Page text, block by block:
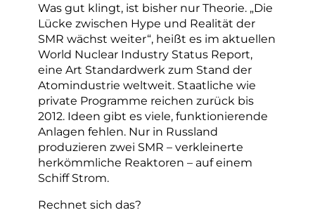
Was gut klingt, ist bisher nur Theorie. „Die
Lücke zwischen Hype und Realität der
SMR wächst weiter“, heißt es im aktuellen
World Nuclear Industry Status Report,
eine Art Standardwerk zum Stand der
Atomindustrie weltweit. Staatliche wie
private Programme reichen zurück bis
2012. Ideen gibt es viele, funktionierende
Anlagen fehlen. Nur in Russland
produzieren zwei SMR – verkleinerte
herkömmliche Reaktoren – auf einem
Schiff Strom.
Rechnet sich das?